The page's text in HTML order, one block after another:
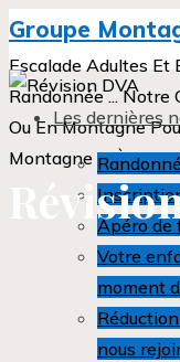
Aller
au
contenu
Groupe
Escalade Adultes Et
Randonnée ... Notre
Ou En Montagne
Montagne A À Nous
Les dernières
Apéro de
Votre
moment
nous